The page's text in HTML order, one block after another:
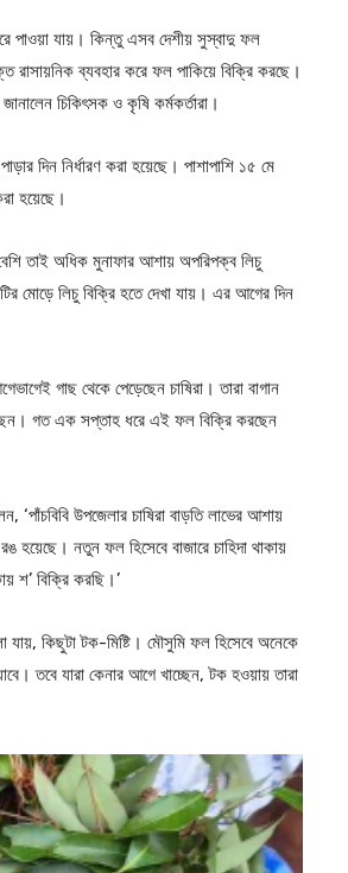
পাওয়া যায়। কিন্তু এসব দেশীয় সুস্বাদু ফল
ব্যবহার করে ফল পাকিয়ে বিক্রি করছে।
চিকিৎসক ও কৃষি কর্মকর্তারা।
দিন নির্ধারণ করা হয়েছে। পাশাপাশি ১৫ মে
হয়েছে।
বেশি তাই অধিক মুনাফার আশায় অপরিপক্ব লিচু
মোড়ে লিচু বিক্রি হতে দেখা যায়। এর আগের দিন
গাছ থেকে পেড়েছেন চাষিরা। তারা বাগান
গত এক সপ্তাহ ধরে এই ফল বিক্রি করছেন
‘পাঁচবিবি উপজেলার চাষিরা বাড়তি লাভের আশায়
নতুন ফল হিসেবে বাজারে চাহিদা থাকায়
শ’ বিক্রি করছি।’
কিছুটা টক-মিষ্টি। মৌসুমি ফল হিসেবে অনেকে
তবে যারা কেনার আগে খাচ্ছেন, টক হওয়ায় তারা